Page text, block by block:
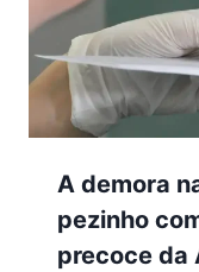
A demora
pezinho
precoce da